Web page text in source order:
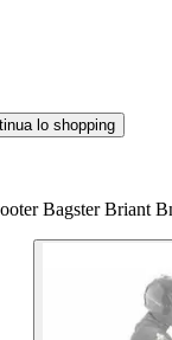
lo shopping
Bagster Briant